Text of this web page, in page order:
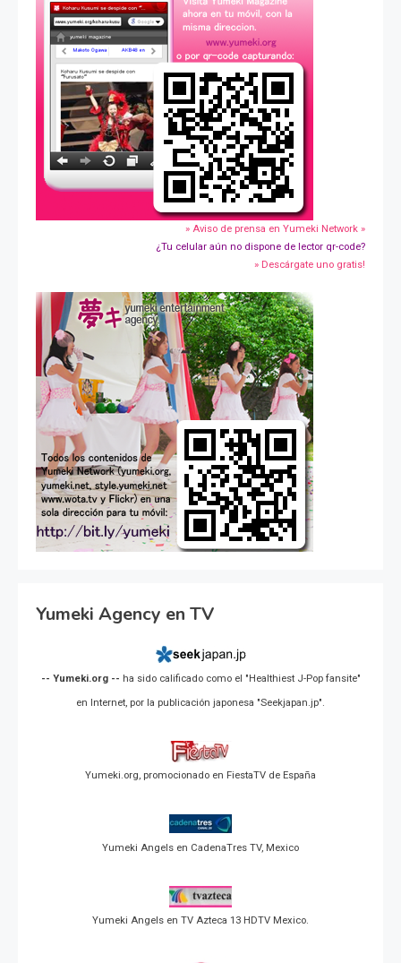
» Aviso de prensa en Yumeki Network »
¿Tu celular aún no dispone de lector qr-code?
» Descárgate uno gratis!
Yumeki Agency en TV
-- Yumeki.org -- ha sido calificado como el "Healthiest J-Pop fansite"
en Internet, por la publicación japonesa "Seekjapan.jp".
Yumeki.org, promocionado en FiestaTV de España
Yumeki Angels en CadenaTres TV, Mexico
Yumeki Angels en TV Azteca 13 HDTV Mexico.